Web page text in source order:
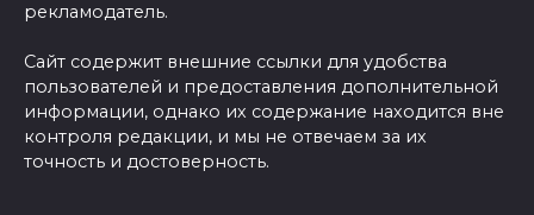
рекламодатель.
Сайт содержит внешние ссылки для удобства
пользователей и предоставления дополнительной
информации, однако их содержание находится вне
контроля редакции, и мы не отвечаем за их
точность и достоверность.